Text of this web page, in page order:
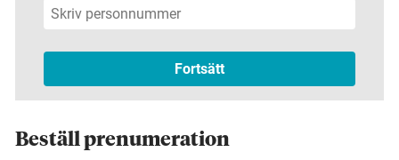
Beställ prenumeration